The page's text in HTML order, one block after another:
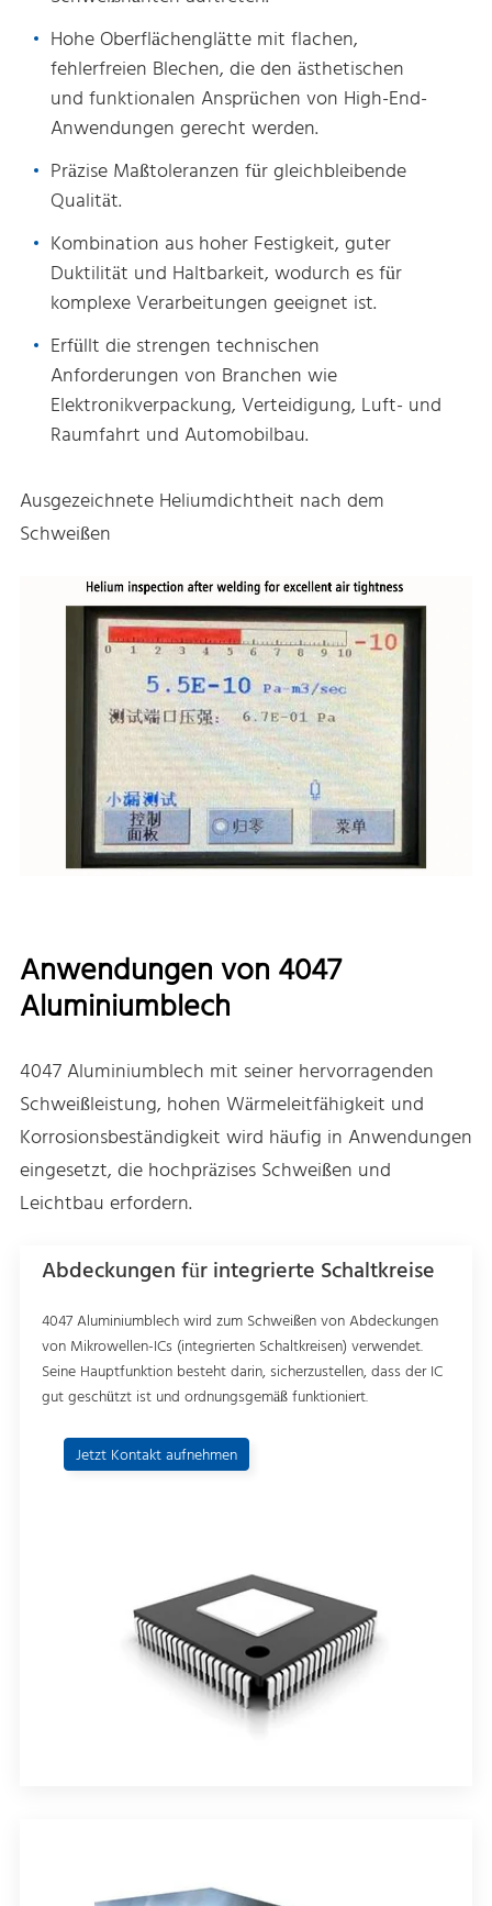
Hohe Oberflächenglätte mit flachen,
fehlerfreien Blechen, die den ästhetischen
und funktionalen Ansprüchen von High-End-
Anwendungen gerecht werden.
Präzise Maßtoleranzen für gleichbleibende
Qualität.
Kombination aus hoher Festigkeit, guter
Duktilität und Haltbarkeit, wodurch es für
komplexe Verarbeitungen geeignet ist.
Erfüllt die strengen technischen
Anforderungen von Branchen wie
Elektronikverpackung, Verteidigung, Luft- und
Raumfahrt und Automobilbau.
Ausgezeichnete Heliumdichtheit nach dem
Schweißen
Anwendungen von 4047
Aluminiumblech
4047 Aluminiumblech mit seiner hervorragenden
Schweißleistung, hohen Wärmeleitfähigkeit und
Korrosionsbeständigkeit wird häufig in Anwendungen
eingesetzt, die hochpräzises Schweißen und
Leichtbau erfordern.
Abdeckungen für integrierte Schaltkreise
4047 Aluminiumblech wird zum Schweißen von Abdeckungen
von Mikrowellen-ICs (integrierten Schaltkreisen) verwendet.
Seine Hauptfunktion besteht darin, sicherzustellen, dass der IC
gut geschützt ist und ordnungsgemäß funktioniert.
Jetzt Kontakt aufnehmen